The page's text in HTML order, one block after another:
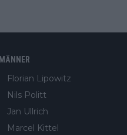
MÄNNER
Florian Lipowitz
Nils Politt
Jan Ullrich
Marcel Kittel